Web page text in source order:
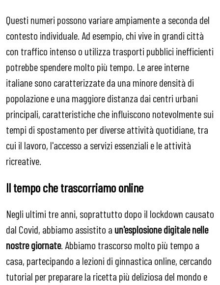
Questi numeri possono variare ampiamente a seconda del
contesto individuale. Ad esempio, chi vive in grandi città
con traffico intenso o utilizza trasporti pubblici inefficienti
potrebbe spendere molto più tempo. Le aree interne
italiane sono caratterizzate da una minore densità di
popolazione e una maggiore distanza dai centri urbani
principali, caratteristiche che influiscono notevolmente sui
tempi di spostamento per diverse attività quotidiane, tra
cui il lavoro, l'accesso a servizi essenziali e le attività
ricreative.
Il tempo che trascorriamo online
Negli ultimi tre anni, soprattutto dopo il lockdown causato
dal Covid, abbiamo assistito a un'esplosione digitale nelle
nostre giornate. Abbiamo trascorso molto più tempo a
casa, partecipando a lezioni di ginnastica online, cercando
tutorial per preparare la ricetta più deliziosa del mondo e